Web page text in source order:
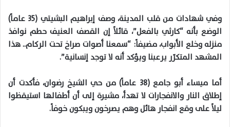
وفي شهادات من قلب المدينة، وصف إبراهيم البشيتي (35 عاماً)
الوضع بأنه “كارثي بالفعل”، قائلاً إن القصف العنيف حطم نوافذ
منزله وخلع الأبواب، مضيفاً: “سمعنا أصوات صراخ تحت الركام.. هذا
المشهد المتكرّر يرعبنا ويؤكد أنه لا توجد إنسانية”.
أما ميساء أبو جامع (38 عاماً) من حي الشيخ رضوان، فأكدت أن
إطلاق النار والانفجارات لا تهدأ، مشيرة إلى أن أطفالها استيقظوا
ليلاً على وقع انفجار هائل وهم يصرخون ويبكون خوفاً.